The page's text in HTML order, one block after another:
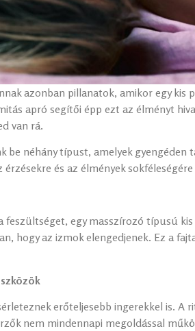
azonban pillanatok, amikor egy
apró segítői épp ezt az élményt
van rá.
be néhány típust, amelyek gyengéden
és az élmények
feszültséget, egy masszírozó típusú
hogy az izmok elengedjenek. Ez a
erőteljesebb ingerekkel is. A
nem mindennapi megoldással